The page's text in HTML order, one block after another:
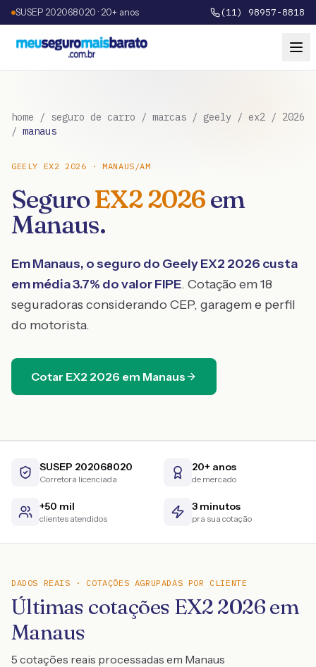
SUSEP 202068020 · 20+ anos (11) 98957-8818
home / seguro de carro / marcas / geely / ex2 / 2026
/ manaus
GEELY EX2 2026 ·MANAUS /AM
SeguroEX22026em
Manaus.
EmManaus, o seguro do GeelyEX2 2026 custa
em média3.7% do valor FIPE. Cotação em 18
seguradoras considerando CEP, garagem e perfil
do motorista.
Cotar EX2 2026 em Manaus
SUSEP 202068020
Corretora licenciada
20+ anos
de mercado
+50 mil
clientes atendidos
3 minutos
pra sua cotação
DADOS REAIS · COTAÇÕES AGRUPADAS POR CLIENTE
Últimas cotações EX2 2026 em
Manaus
5 cotações reais processadas em Manaus